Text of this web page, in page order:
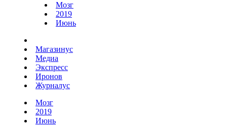
Мозг
2019
Июнь
Магазинус
Медиа
Экспресс
Иронов
Журналус
Мозг
2019
Июнь